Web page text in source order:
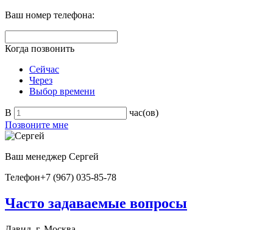
Ваш номер телефона:
Когда позвонить
Сейчас
Через
Выбор времени
В
час(ов)
Позвоните мне
Ваш менеджер Сергей
Телефон+7 (967) 035-85-78
Часто задаваемые вопросы